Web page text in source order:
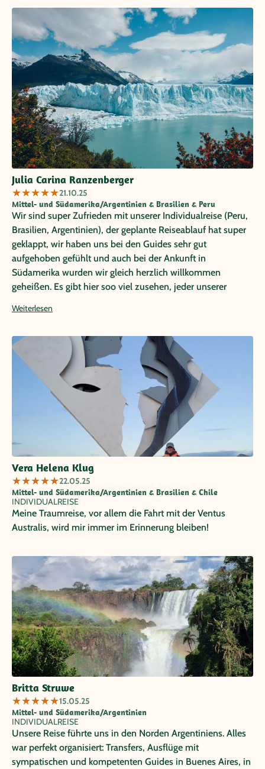
Julia Carina Ranzenberger
★★★★★21.10.25
Mittel- und Südamerika/Argentinien & Brasilien & Peru
Wir sind super Zufrieden mit unserer Individualreise (Peru,
Brasilien, Argentinien), der geplante Reiseablauf hat super
geklappt, wir haben uns bei den Guides sehr gut
aufgehoben gefühlt und auch bei der Ankunft in
Südamerika wurden wir gleich herzlich willkommen
geheißen. Es gibt hier soo viel zusehen, jeder unserer
nicht sagen was uns am Besten gefallen hat. Auch das
September/Oktober) Zwar konnten wir nicht baden, dafür
war es nicht zu heiß. Es war eine Reise die wir sicherlich nie
vergessen werden und in sehr guter Erinnerung behalten
werden!
Weiterlesen
Vera Helena Klug
★★★★★22.05.25
Mittel- und Südamerika/Argentinien & Brasilien & Chile
INDIVIDUALREISE
Meine Traumreise, vor allem die Fahrt mit der Ventus
Australis, wird mir immer im Erinnerung bleiben!
Britta Struwe
★★★★★15.05.25
Mittel- und Südamerika/Argentinien
INDIVIDUALREISE
Unsere Reise führte uns in den Norden Argentiniens. Alles
war perfekt organisiert: Transfers, Ausflüge mit
sympatischen und kompetenten Guides in Buenes Aires, in